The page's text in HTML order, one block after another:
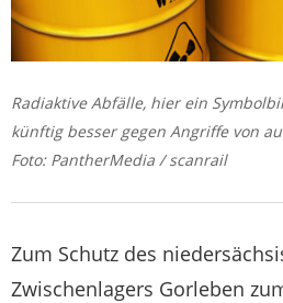
Radiaktive Abfälle, hier ein
künftig besser gegen Angriffe von
Foto: PantherMedia / scanrail
Zum Schutz des
Zwischenlagers Gorleben